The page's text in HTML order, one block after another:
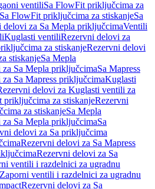
ventiliSa FlowFit priključcima za
FlowFit priključcima za stiskanjeSa
delovi za Sa Mepla priključcimaVentili
Kuglasti ventiliRezervni delovi za
za stiskanjeRezervni delovi
stiskanjeSa Mepla
Sa Mepla priključcimaSa Mapress
Sa Mapress priključcimaKuglasti
delovi za Kuglasti ventili za
priključcima za stiskanjeRezervni
za stiskanjeSa Mepla
Sa Mepla priključcimaSa
delovi za Sa priključcima
Rezervni delovi za Sa Mapress
Rezervni delovi za Sa
ventili i razdelnici za ugradnu
ventili i razdelnici za ugradnu
Rezervni delovi za Sa